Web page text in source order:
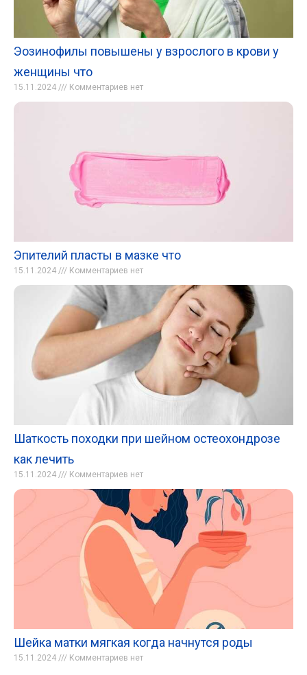
Эозинофилы повышены у взрослого в крови у
женщины что
15.11.2024 Комментариев нет
Эпителий пласты в мазке что
15.11.2024 Комментариев нет
Шаткость походки при шейном остеохондрозе
как лечить
15.11.2024 Комментариев нет
Шейка матки мягкая когда начнутся роды
15.11.2024 Комментариев нет